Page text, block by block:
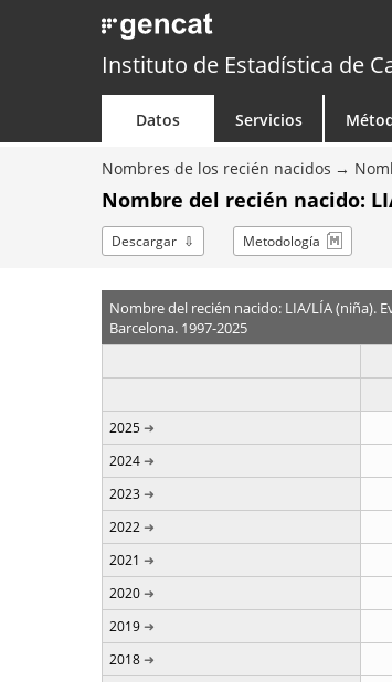
Instituto de Estadística de
Datos Servicios
Nombres de los recién nacidos
Nombre del recién nacido:
Descargar Metodología
Nombre del recién nacido: LIA/LÍA (niña).
Barcelona. 1997-2025
2025
2024
2023
2022
2021
2020
2019
2018